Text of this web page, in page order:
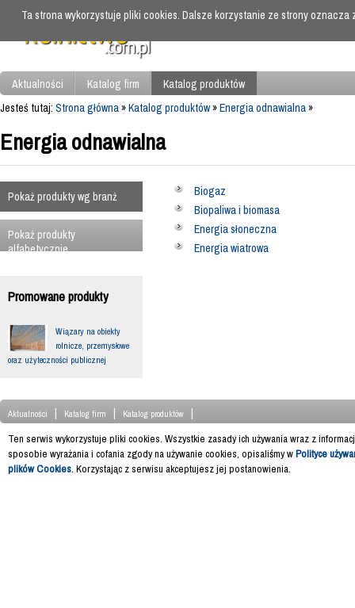
Aktualności Katalog firm
Katalog produktów
Jesteś tutaj: Strona główna»Katalog produktów»Energia odnawialna»
Energia odnawialna
Pokaż produkty wg branż
Pokaż produkty
alfabetycznie
Promowane produkty
Wiązary na obiekty
rolnicze, przemysłowe
oraz użyteczności publicznej
Biogaz
Biopaliwa i biomasa
Energia słoneczna
Energia wiatrowa
Aktualności | Katalog firm | Katalog produktów
|
Ten serwis wykorzystuje pliki cookies. Wszystkie zasady ich używania wraz z
sposobie wyrażania i cofania zgody na używanie cookies, opisaliśmy wPolityce
plików Cookies. Korzystając z serwisu akceptujesz jej postanowienia.
Ta strona wykorzystuje pliki cookies. Dalsze korzystanie ze strony